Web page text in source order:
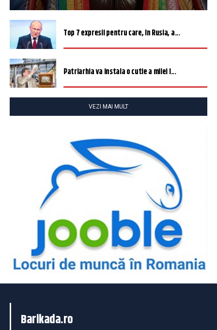
Top 7 expresii pentru care, în Rusia, a...
Patriarhia va instala o cutie a milei î...
VEZI MAI MULT
Barikada.ro